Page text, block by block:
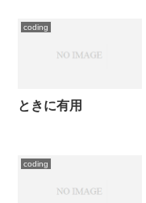
coding
ときに有用
coding